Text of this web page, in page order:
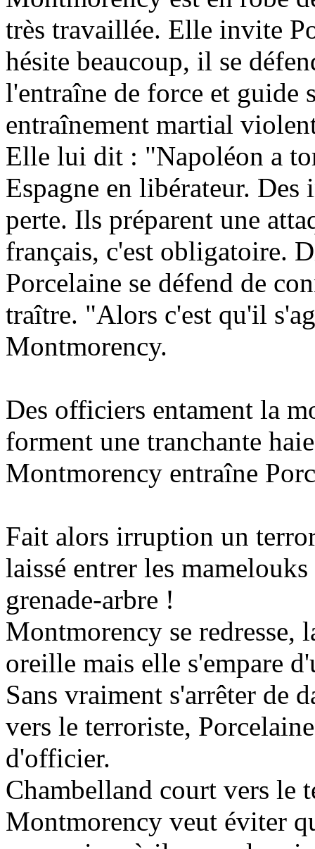
très travaillée. Elle invite
hésite beaucoup, il se
l'entraîne de force et guide
entraînement martial
Elle lui dit : "Napoléon a
Espagne en libérateur. Des
perte. Ils préparent une
français, c'est obligatoire.
Porcelaine se défend de
traître. "Alors c'est qu'il
Montmorency.
Des officiers entament la
forment une tranchante
Montmorency entraîne
Fait alors irruption un
laissé entrer les
grenade-arbre !
Montmorency se redresse,
oreille mais elle s'empare
Sans vraiment s'arrêter de
vers le terroriste,
d'officier.
Chambelland court vers le
Montmorency veut éviter